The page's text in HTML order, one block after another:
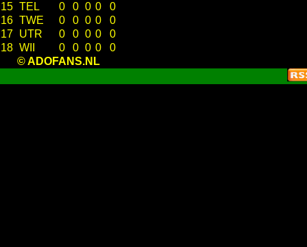
15 TEL 0 0 0 0
0
16 TWE 0 0 0 0
0
17 UTR 0 0 0 0
0
18 WII 0 0 0 0
0
© ADOFANS.NL